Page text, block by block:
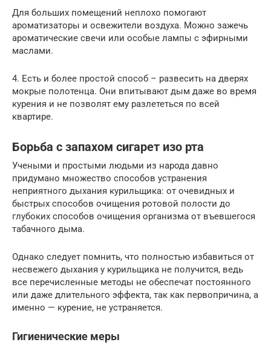
Для больших помещений неплохо помогают
ароматизаторы и освежители воздуха. Можно зажечь
ароматические свечи или особые лампы с эфирными
маслами.
4. Есть и более простой способ – развесить на дверях
мокрые полотенца. Они впитывают дым даже во время
курения и не позволят ему разлететься по всей
квартире.
Борьба с запахом сигарет изо рта
Учеными и простыми людьми из народа давно
придумано множество способов устранения
неприятного дыхания курильщика: от очевидных и
быстрых способов очищения ротовой полости до
глубоких способов очищения организма от въевшегося
табачного дыма.
Однако следует помнить, что полностью избавиться от
несвежего дыхания у курильщика не получится, ведь
все перечисленные методы не обеспечат постоянного
или даже длительного эффекта, так как первопричина, а
именно — курение, не устраняется.
Гигиенические меры